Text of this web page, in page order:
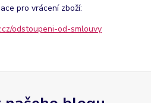
pro vrácení zboží:
odstoupeni-od-smlouvy